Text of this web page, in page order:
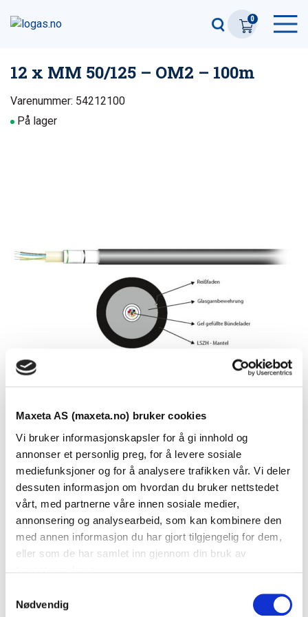
Maxeta AS (maxeta.no) bruker cookies
Vi bruker informasjonskapsler for å gi innhold og
annonser et personlig preg, for å levere sosiale
mediefunksjoner og for å analysere trafikken vår. Vi deler
dessuten informasjon om hvordan du bruker nettstedet
vårt, med partnerne våre innen sosiale medier,
annonsering og analysearbeid, som kan kombinere den
med annen informasjon du har gjort tilgjengelig for dem,
eller som de har samlet inn gjennom din bruk av
Nødvendig
0
Se dokumenter
Dokumenter
12 x MM 50/125 – OM2 – 100m
Varenummer: 54212100
På lager